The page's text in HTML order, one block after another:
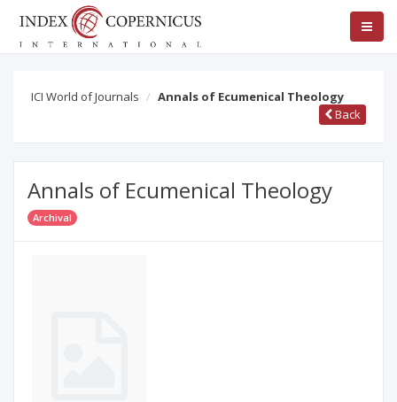
ICI World of Journals
Annals of Ecumenical Theology
Back
Annals of Ecumenical Theology
Archival